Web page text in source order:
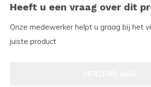
Heeft u een vraag over dit
Onze medewerker helpt u graag bij het
juiste product